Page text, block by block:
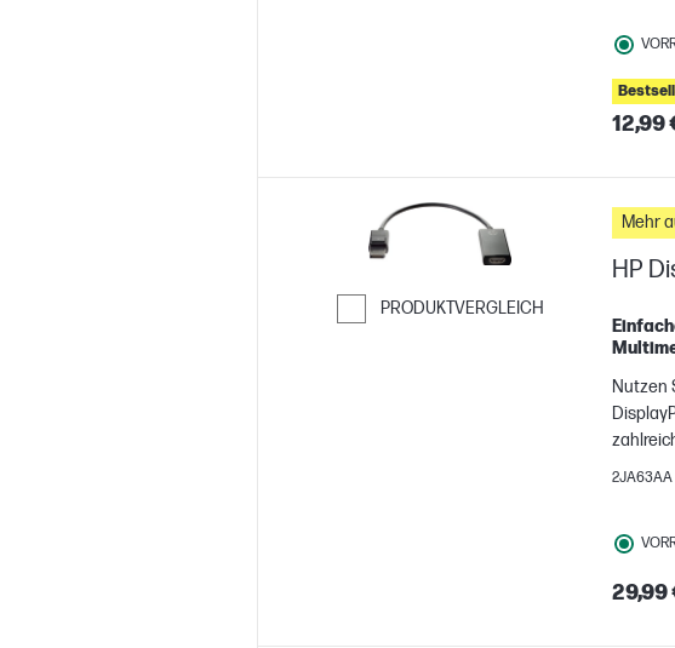
12,99
PRODUKTVERGLEICH
Mehr
HP
Nutzen
2JA63AA
29,99